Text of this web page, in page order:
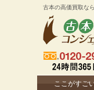
古本の高価買取な
ここがすご